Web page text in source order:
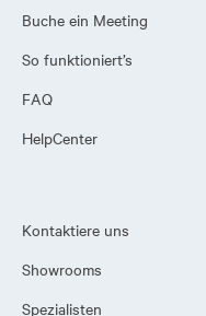
Buche ein Meeting
So funktioniert’s
FAQ
HelpCenter
Kontaktiere uns
Showrooms
Spezialisten